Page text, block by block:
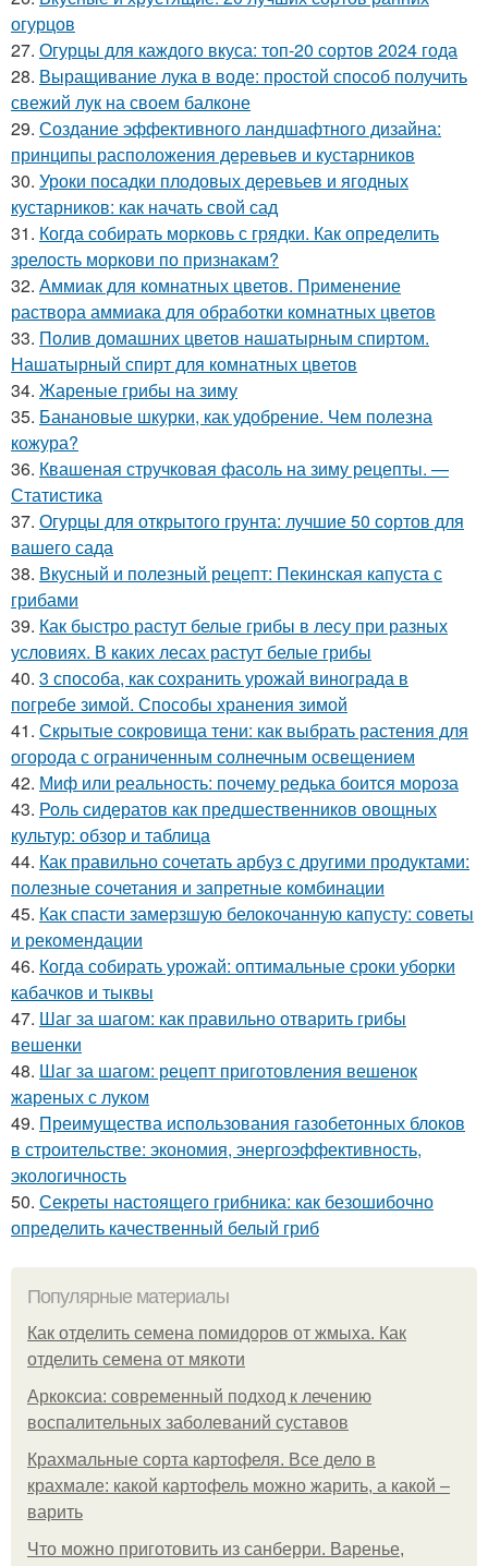
огурцов
27. Огурцы для каждого вкуса: топ-20 сортов 2024 года
28. Выращивание лука в воде: простой способ получить
свежий лук на своем балконе
29. Создание эффективного ландшафтного дизайна:
принципы расположения деревьев и кустарников
30. Уроки посадки плодовых деревьев и ягодных
кустарников: как начать свой сад
31. Когда собирать морковь с грядки. Как определить
зрелость моркови по признакам?
32. Аммиак для комнатных цветов. Применение
раствора аммиака для обработки комнатных цветов
33. Полив домашних цветов нашатырным спиртом.
Нашатырный спирт для комнатных цветов
34. Жареные грибы на зиму
35. Банановые шкурки, как удобрение. Чем полезна
кожура?
36. Квашеная стручковая фасоль на зиму рецепты. —
Статистика
37. Огурцы для открытого грунта: лучшие 50 сортов для
вашего сада
38. Вкусный и полезный рецепт: Пекинская капуста с
грибами
39. Как быстро растут белые грибы в лесу при разных
условиях. В каких лесах растут белые грибы
40. 3 способа, как сохранить урожай винограда в
погребе зимой. Способы хранения зимой
41. Скрытые сокровища тени: как выбрать растения для
огорода с ограниченным солнечным освещением
42. Миф или реальность: почему редька боится мороза
43. Роль сидератов как предшественников овощных
культур: обзор и таблица
44. Как правильно сочетать арбуз с другими продуктами:
полезные сочетания и запретные комбинации
45. Как спасти замерзшую белокочанную капусту: советы
и рекомендации
46. Когда собирать урожай: оптимальные сроки уборки
кабачков и тыквы
47. Шаг за шагом: как правильно отварить грибы
вешенки
48. Шаг за шагом: рецепт приготовления вешенок
жареных с луком
49. Преимущества использования газобетонных блоков
в строительстве: экономия, энергоэффективность,
экологичность
50. Секреты настоящего грибника: как безошибочно
определить качественный белый гриб
Популярные материалы
Как отделить семена помидоров от жмыха. Как
отделить семена от мякоти
Аркоксиа: современный подход к лечению
воспалительных заболеваний суставов
Крахмальные сорта картофеля. Все дело в
крахмале: какой картофель можно жарить, а какой –
варить
Что можно приготовить из санберри. Варенье,